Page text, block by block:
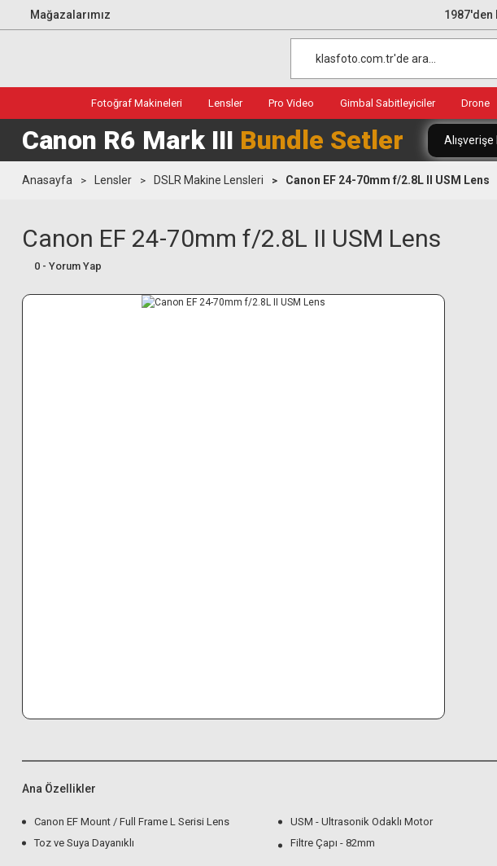
Mağazalarımız
Fotoğraf Makineleri Lensler Pro Video Gimbal Sabitleyiciler Drone
Canon R6 Mark III Bundle Setler Alışverişe
Anasayfa Lensler DSLR Makine Lensleri Canon EF 24-70mm f/2.8L II USM Lens
Canon EF 24-70mm f/2.8L II USM Lens
0 - Yorum Yap
Ana Özellikler
Canon EF Mount / Full Frame L Serisi Lens
USM - Ultrasonik Odaklı Motor
Toz ve Suya Dayanıklı
Filtre Çapı - 82mm